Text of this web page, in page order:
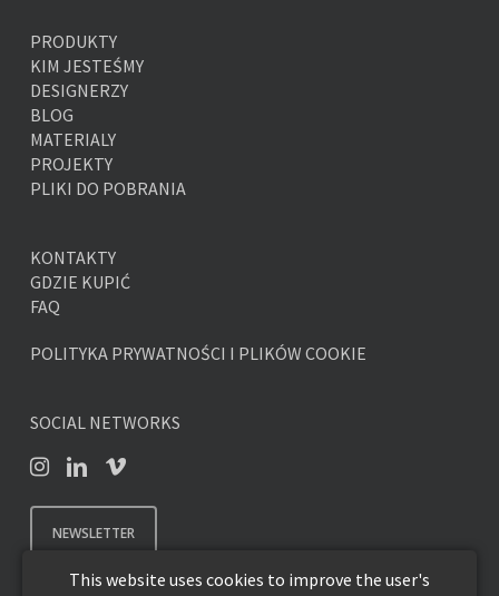
PRODUKTY
KIM JESTEŚMY
DESIGNERZY
BLOG
MATERIALY
PROJEKTY
PLIKI DO POBRANIA
KONTAKTY
GDZIE KUPIĆ
FAQ
POLITYKA PRYWATNOŚCI I PLIKÓW COOKIE
SOCIAL NETWORKS
NEWSLETTER
This website uses cookies to improve the user's